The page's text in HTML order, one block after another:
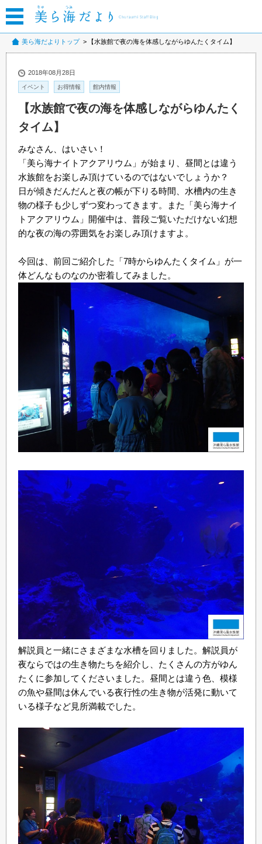
美ら海だよりトップ 【水族館で夜の海を体感しながらゆんたくタイム】
2018年08月28日
イベント お得情報 館内情報
【水族館で夜の海を体感しながらゆんたく
タイム】
みなさん、はいさい！
「美ら海ナイトアクアリウム」が始まり、昼間とは違う
水族館をお楽しみ頂けているのではないでしょうか？
日が傾きだんだんと夜の帳が下りる時間、水槽内の生き
物の様子も少しずつ変わってきます。また「美ら海ナイ
トアクアリウム」開催中は、普段ご覧いただけない幻想
的な夜の海の雰囲気をお楽しみ頂けますよ。
今回は、前回ご紹介した「7時からゆんたくタイム」が一
体どんなものなのか密着してみました。
解説員と一緒にさまざまな水槽を回りました。解説員が
夜ならではの生き物たちを紹介し、たくさんの方がゆん
たくに参加してくださいました。昼間とは違う色、模様
の魚や昼間は休んでいる夜行性の生き物が活発に動いて
いる様子など見所満載でした。